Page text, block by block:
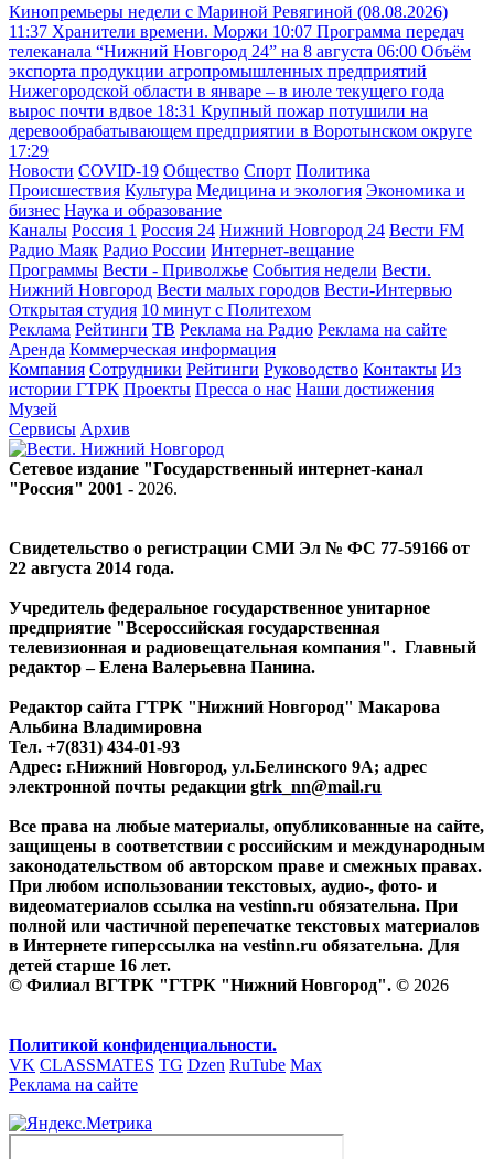
Кинопремьеры недели с Мариной Ревягиной (08.08.2026)
11:37 Хранители времени. Моржи 10:07 Программа передач
телеканала “Нижний Новгород 24” на 8 августа 06:00 Объём
экспорта продукции агропромышленных предприятий
Нижегородской области в январе – в июле текущего года
вырос почти вдвое 18:31 Крупный пожар потушили на
деревообрабатывающем предприятии в Воротынском округе
17:29
Новости COVID-19 Общество Спорт Политика
Происшествия Культура Медицина и экология Экономика и
бизнес Наука и образование
Каналы Россия 1 Россия 24 Нижний Новгород 24 Вести FM
Радио Маяк Радио России Интернет-вещание
Программы Вести - Приволжье События недели Вести.
Нижний Новгород Вести малых городов Вести-Интервью
Открытая студия 10 минут с Политехом
Реклама Рейтинги ТВ Реклама на Радио Реклама на сайте
Аренда Коммерческая информация
Компания Сотрудники Рейтинги Руководство Контакты Из
истории ГТРК Проекты Пресса о нас Наши достижения
Музей
Сервисы Архив
Сетевое издание "Государственный интернет-канал
"Россия" 2001 - 2026.
Свидетельство о регистрации СМИ Эл № ФС 77-59166 от
22 августа 2014 года.
Учредитель федеральное государственное унитарное
предприятие "Всероссийская государственная
телевизионная и радиовещательная компания". Главный
редактор – Елена Валерьевна Панина.
Редактор сайта ГТРК "Нижний Новгород" Макарова
Альбина Владимировна
Тел. +7(831) 434-01-93
Адрес: г.Нижний Новгород, ул.Белинского 9А; адрес
электронной почты редакции gtrk_nn@mail.ru
Все права на любые материалы, опубликованные на сайте,
защищены в соответствии с российским и международным
законодательством об авторском праве и смежных правах.
При любом использовании текстовых, аудио-, фото- и
видеоматериалов ссылка на vestinn.ru обязательна. При
полной или частичной перепечатке текстовых материалов
в Интернете гиперссылка на vestinn.ru обязательна. Для
детей старше 16 лет.
© Филиал ВГТРК "ГТРК "Нижний Новгород". © 2026
Политикой конфиденциальности.
VK CLASSMATES TG Dzen RuTube Max
Реклама на сайте